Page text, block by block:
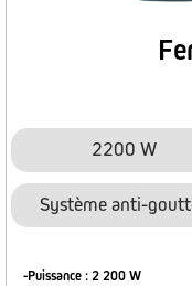
2200 W
Système anti-
-Puissance : 2 200 W